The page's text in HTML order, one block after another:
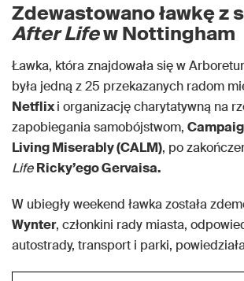
Zdewastowano ławkę z
After Lifew Nottingham
Ławka, która znajdowała się w
była jedną z 25 przekazanych radom
Netflixi organizację charytatywną na
zapobiegania samobójstwom,
Living Miserably (CALM), po
Life Ricky’ego Gervaisa.
W ubiegły weekend ławka została
Wynter, członkini rady miasta,
autostrady, transport i parki,